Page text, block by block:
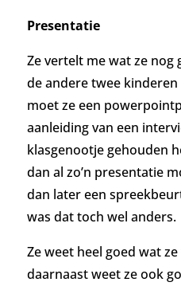
Presentatie
Ze vertelt me wat ze
de andere twee
moet ze een
aanleiding van een
klasgenootje gehouden
dan al zo’n presentatie
dan later een
was dat toch wel anders.
Ze weet heel goed wat
daarnaast weet ze ook